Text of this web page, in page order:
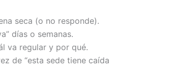
seca (o no responde).
días o semanas.
va regular y por qué.
de “esta sede tiene caída